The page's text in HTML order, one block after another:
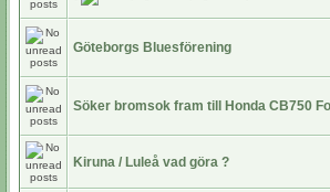
Göteborgs Bluesförening
Söker bromsok fram till Honda CB750
Kiruna / Luleå vad göra ?